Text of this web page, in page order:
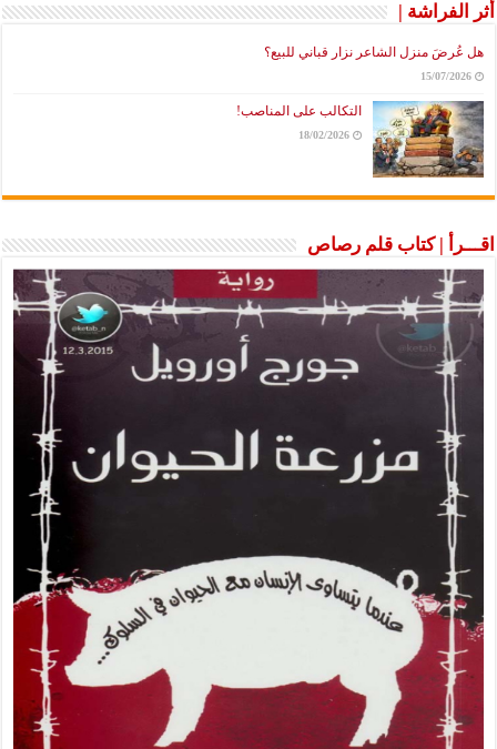
أثر الفراشة |
هل عُرضَ منزل الشاعر نزار قباني للبيع؟
15/07/2026
التكالب على المناصب!
18/02/2026
اقـــرأ | كتاب قلم رصاص